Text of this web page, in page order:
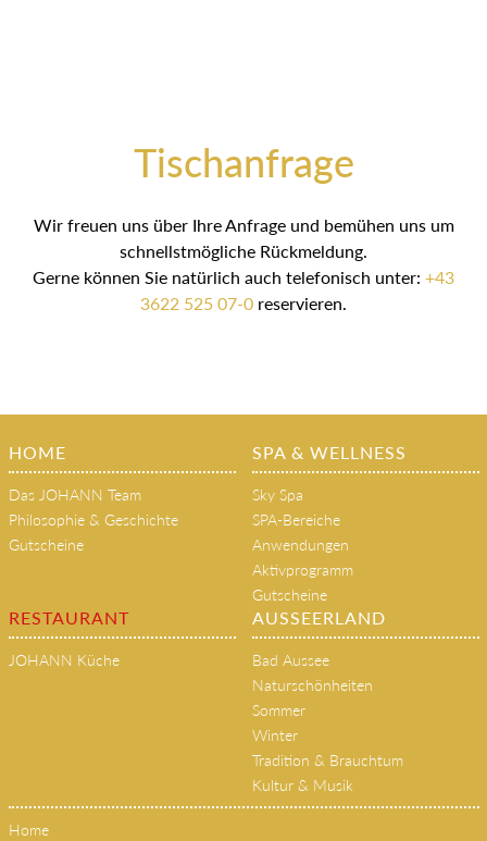
Tischanfrage
Wir freuen uns über Ihre Anfrage und bemühen uns um
schnellstmögliche Rückmeldung.
Gerne können Sie natürlich auch telefonisch unter: +43
3622 525 07-0 reservieren.
HOME
Das JOHANN Team
Philosophie & Geschichte
Gutscheine
SPA & WELLNESS
Sky Spa
SPA-Bereiche
Anwendungen
Aktivprogramm
Gutscheine
RESTAURANT
JOHANN Küche
AUSSEERLAND
Bad Aussee
Naturschönheiten
Sommer
Winter
Tradition & Brauchtum
Kultur & Musik
Home